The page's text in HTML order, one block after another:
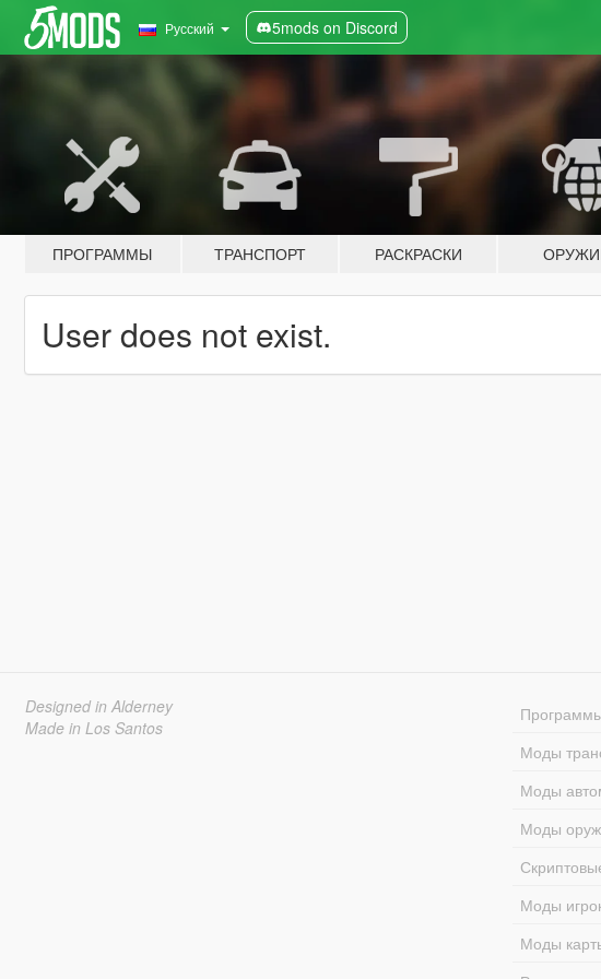
Русский 5mods on Discord
ПРОГРАММЫ ТРАНСПОРТ РАСКРАСКИ
User does not exist.
Designed in Alderney
Made in Los Santos
Моды
Моды
Моды
Моды
Моды